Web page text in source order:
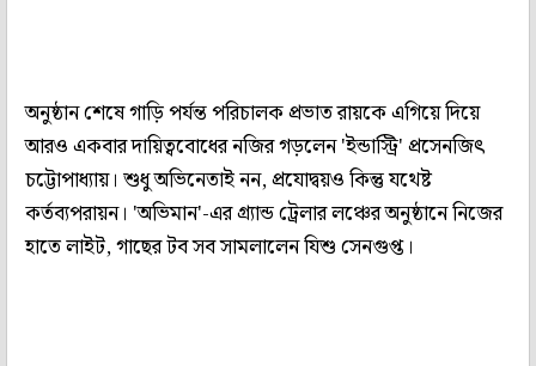
অনুষ্ঠান শেষে গাড়ি পর্যন্ত পরিচালক প্রভাত রায়কে এগিয়ে দিয়ে
আরও একবার দায়িত্ববোধের নজির গড়লেন 'ইন্ডাস্ট্রি' প্রসেনজিৎ
চট্টোপাধ্যায়। শুধু অভিনেতাই নন, প্রযোদ্বয়ও কিন্তু যথেষ্ট
কর্তব্যপরায়ন। 'অভিমান'-এর গ্র্যান্ড ট্রেলার লঞ্চের অনুষ্ঠানে নিজের
হাতে লাইট, গাছের টব সব সামলালেন যিশু সেনগুপ্ত।